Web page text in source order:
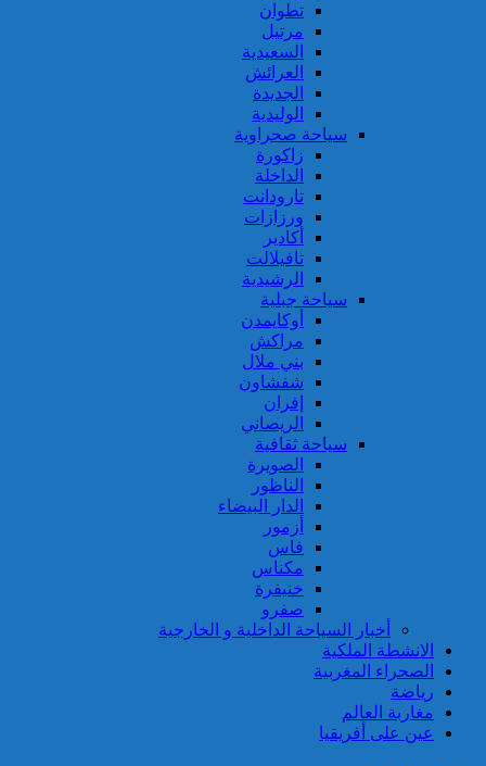
تطوان
مرتيل
السعيدية
العرائش
الجديدة
الوليدية
سياحة صحراوية
زاكورة
الداخلة
تارودانت
ورزازات
أكادير
تافيلالت
الرشيدية
سياحة جبلية
أوكايمدن
مراكش
بني ملال
شفشاون
إفران
الريصاني
سياحة ثقافية
الصويرة
الناظور
الدار البيضاء
أزمور
فاس
مكناس
خنيفرة
صفرو
أخبار السياحة الداخلية و الخارجية
الانشطة الملكية
الصحراء المغربية
رياضة
مغاربة العالم
عين على أفريقيا